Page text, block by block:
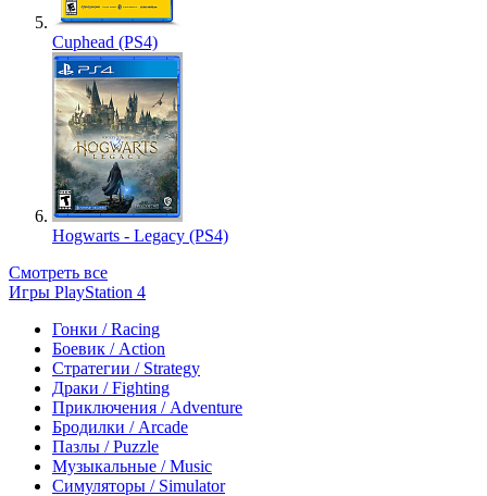
Cuphead (PS4)
Hogwarts - Legacy (PS4)
Смотреть все
Игры PlayStation 4
Гонки / Racing
Боевик / Action
Стратегии / Strategy
Драки / Fighting
Приключения / Adventure
Бродилки / Arcade
Пазлы / Puzzle
Музыкальные / Music
Симуляторы / Simulator